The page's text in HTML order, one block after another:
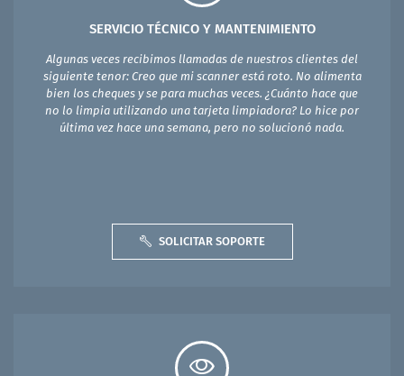
SERVICIO TÉCNICO Y MANTENIMIENTO
Algunas veces recibimos llamadas de nuestros clientes del
siguiente tenor: Creo que mi scanner está roto. No alimenta
bien los cheques y se para muchas veces. ¿Cuánto hace que
no lo limpia utilizando una tarjeta limpiadora? Lo hice por
última vez hace una semana, pero no solucionó nada.
SOLICITAR SOPORTE